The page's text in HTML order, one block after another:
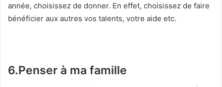
année, choisissez de donner. En effet, choisissez de faire
bénéficier aux autres vos talents, votre aide etc.
6.Penser à ma famille